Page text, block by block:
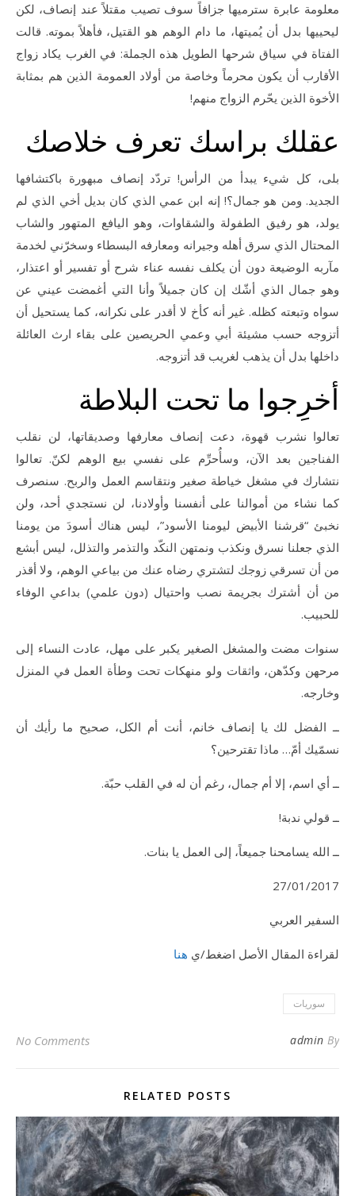
معلومة عابرة سترميها جزافاً سوف تصيب مقتلاً عند إنصاف، لكن
ليحييها بدل أن يُميتها، ما دام الوهم هو القتيل، فأهلاً بموته. قالت
الفتاة في سياق شرحها الطويل هذه الجملة: في الغرب يكاد زواج
الأقارب أن يكون محرماً وخاصة من أولاد العمومة الذين هم بمثابة
الأخوة الذين يحّرم الزواج منهم!
عقلك براسك تعرف خلاصك
بلى، كل شيء يبدأ من الرأس! تردّد إنصاف مبهورة باكتشافها
الجديد. ومن هو جمال؟! إنه ابن عمي الذي كان بديل أخي الذي لم
يولد، هو رفيق الطفولة والشقاوات، وهو اليافع المتهور والشاب
المحتال الذي سرق أهله وجيرانه ومعارفه البسطاء وسخرّني لخدمة
مآربه الوضيعة دون أن يكلف نفسه عناء شرح أو تفسير أو اعتذار،
وهو جمال الذي أشّك إن كان جميلاً وأنا التي أغمضت عيني عن
سواه وتبعته كظله. غير أنه كأخ لا أقدر على نكرانه، كما يستحيل أن
أتزوجه حسب مشيئة أبي وعمي الحريصين على بقاء ارث العائلة
داخلها بدل أن يذهب لغريب قد أتزوجه.
أخرِجوا ما تحت البلاطة
تعالوا نشرب قهوة، دعت إنصاف معارفها وصديقاتها، لن نقلب
الفناجين بعد الآن، وسأُحرِّم على نفسي بيع الوهم لكنّ. تعالوا
نتشارك في مشغل خياطة صغير ونتقاسم العمل والربح. سنصرف
كما نشاء من أموالنا على أنفسنا وأولادنا، لن نستجدي أحد، ولن
نخبئ “قرشنا الأبيض ليومنا الأسود”، ليس هناك أسودَ من يومنا
الذي جعلنا نسرق ونكذب ونمتهن النكّد والتذمر والتذلل، ليس أبشع
من أن تسرقي زوجك لتشتري رضاه عنك من بياعي الوهم، ولا أقذر
من أن أشترك بجريمة نصب واحتيال (دون علمي) بداعي الوفاء
للحبيب.
سنوات مضت والمشغل الصغير يكبر على مهل، عادت النساء إلى
مرحهن وكدّهن، واثقات ولو منهكات تحت وطأة العمل في المنزل
وخارجه.
ــ الفضل لك يا إنصاف خانم، أنت أم الكل، صحيح ما رأيك أن
نسمّيك أمّ… ماذا تقترحين؟
ــ أي اسم، إلا أم جمال، رغم أن له في القلب حبّة.
ــ قولي ندبة!
ــ الله يسامحنا جميعاً، إلى العمل يا بنات.
27/01/2017
السفير العربي
لقراءة المقال الأصل اضغط/ي هنا
سوريات
By
admin
No Comments
RELATED POSTS